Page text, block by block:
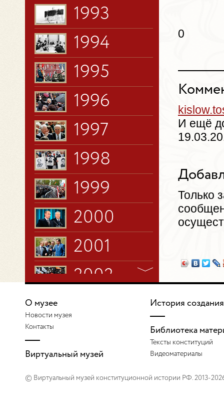
1993
1994
1995
1996
1997
1998
1999
2000
2001
2002
2005
0
И ещё
Только
О музее
Новости музея
Контакты
Виртуальный музей
История создания
Библиотека
Тексты конституций
Видеоматериалы
© Виртуальный музей конституционной истории РФ. 2013-